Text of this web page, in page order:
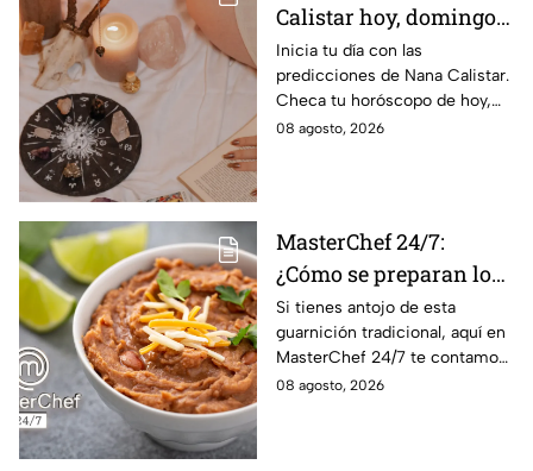
Calistar hoy, domingo 9
de agosto: estos signos
tendrán ingresos extra
Inicia tu día con las
predicciones de Nana Calistar.
Checa tu horóscopo de hoy,
domingo 9 de agosto, y
08 agosto, 2026
MasterChef 24/7:
¿Cómo se preparan los
frijoles puercos estilo
Sonora?
Si tienes antojo de esta
guarnición tradicional, aquí en
MasterChef 24/7 te contamos
la receta.
08 agosto, 2026